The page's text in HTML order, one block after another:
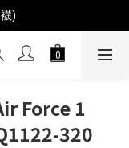
)
)
扣！
Force 1
320